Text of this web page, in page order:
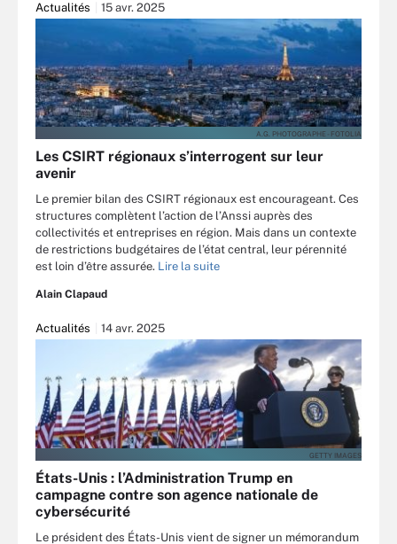
Actualités 15 avr. 2025
A.G. PHOTOGRAPHE - FOTOLIA
Les CSIRT régionaux s’interrogent sur leur
avenir
Le premier bilan des CSIRT régionaux est encourageant. Ces
structures complètent l’action de l’Anssi auprès des
collectivités et entreprises en région. Mais dans un contexte
de restrictions budgétaires de l’état central, leur pérennité
est loin d’être assurée. Lire la suite
Alain Clapaud
Actualités 14 avr. 2025
GETTY IMAGES
États-Unis : l’Administration Trump en
campagne contre son agence nationale de
cybersécurité
Le président des États-Unis vient de signer un mémorandum